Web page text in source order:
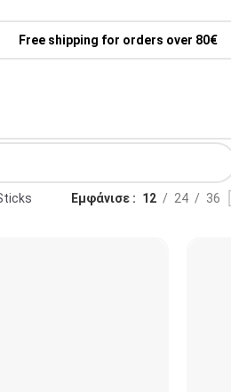
Free shipping for orders over 80€
Εμφάνισε 12 24 36